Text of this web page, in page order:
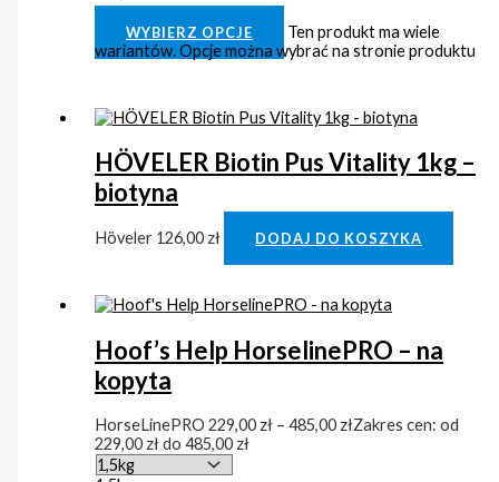
Clear
WYBIERZ OPCJE
Ten produkt ma wiele
wariantów. Opcje można wybrać na stronie produktu
HÖVELER Biotin Pus Vitality 1kg –
biotyna
Höveler 126,00 zł DODAJ DO KOSZYKA
Hoof’s Help HorselinePRO – na
kopyta
HorseLinePRO229,00 zł – 485,00 złZakres cen: od
229,00 zł do 485,00 zł